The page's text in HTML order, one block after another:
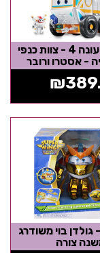
מטוסי על עונה 4 - צוות כנפי
- אסטרו ורובר
₪
בוי משודרג
צורה